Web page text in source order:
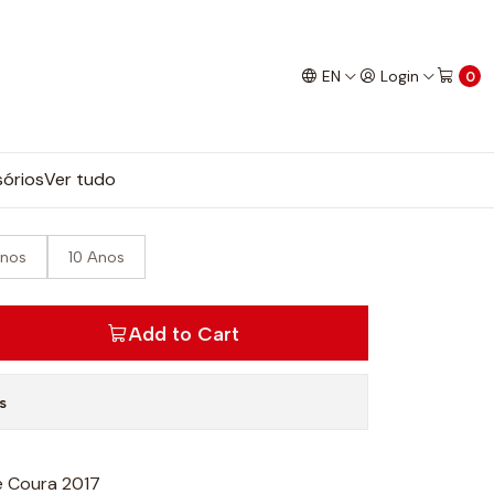
EN Login 0
Ver tudo
10 Anos
Add to Cart
2017